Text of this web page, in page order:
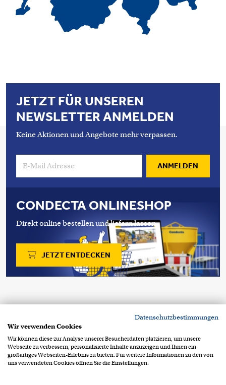
JETZT FÜR UNSEREN
NEWSLETTER ANMELDEN
Keine Aktionen und Angebote mehr verpassen.
ANMELDEN
CONDECTA ONLINESHOP
Direkt online bestellen und liefern lassen.
JETZT ENTDECKEN
CH-8409 Winterthur
Footer Info MenuDatenschutzerklärung
Impressum
Datenschutzbestimmungen
Wir verwenden Cookies
Wir können diese zur Analyse unserer Besucherdaten platzieren, um unsere
Webseite zu verbessern, personalisierte Inhalte anzuzeigen und Ihnen ein
großartiges Webseiten-Erlebnis zu bieten. Für weitere Informationen zu den von
uns verwendeten Cookies öffnen Sie die Einstellungen.